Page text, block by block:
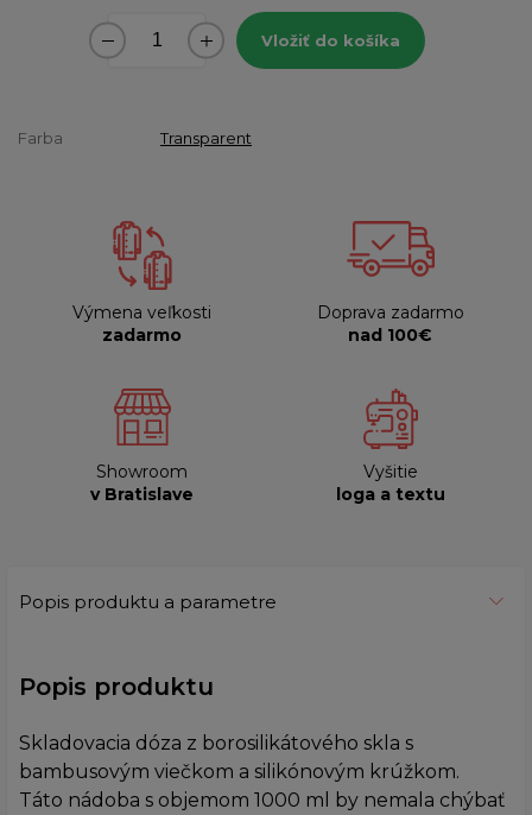
Vložiť do košíka
Farba Transparent
Výmena veľkosti
zadarmo
Doprava zadarmo
nad 100€
Showroom
v Bratislave
Vyšitie
loga a textu
Popis produktu a parametre
Popis produktu
Skladovacia dóza z borosilikátového skla s
bambusovým viečkom a silikónovým krúžkom.
Táto nádoba s objemom 1000 ml by nemala chýbať